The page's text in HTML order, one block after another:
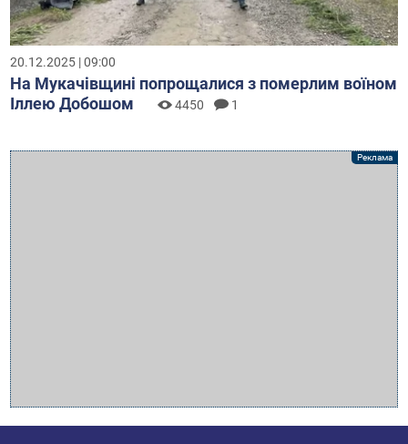
20.12.2025 | 09:00
На Мукачівщині попрощалися з померлим воїном
Іллею Добошом
4450 1